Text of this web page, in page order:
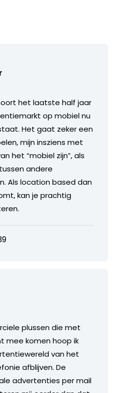
het laatste half jaar
op mobiel nu
Het gaat zeker een
mijn insziens met
het “mobiel zijn”, als
andere
Als location based dan
kan je prachtig
plussen die met
mee komen hoop ik
van het
afblijven. De
advertenties per mail